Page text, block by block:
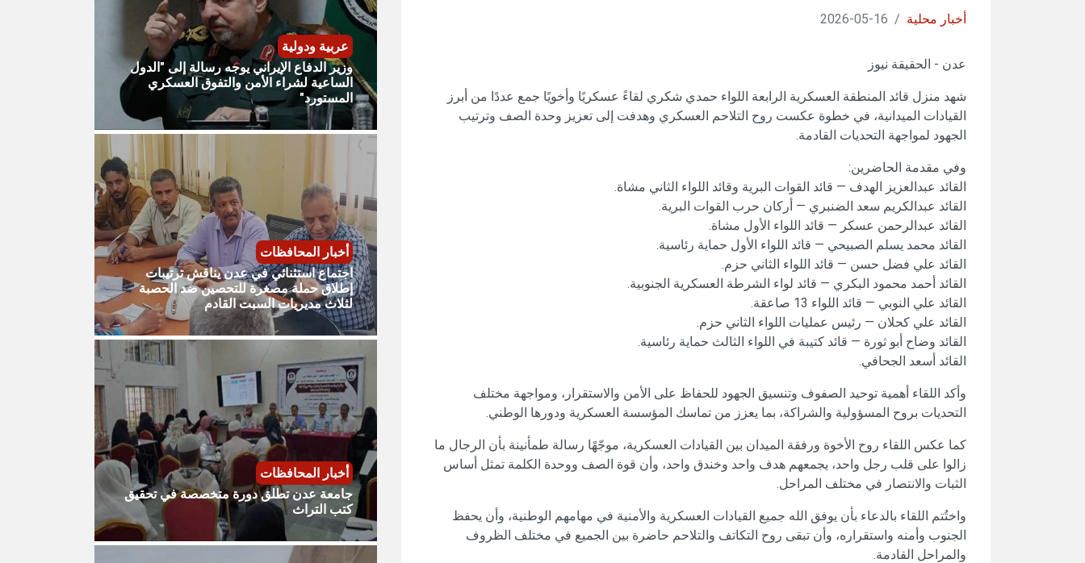
أخبار محلية /
16-05-2026
عدن - الحقيقة نيوز
شهد منزل قائد المنطقة العسكرية الرابعة اللواء حمدي شكري لقاءً عسكريًا وأخويًا جمع عددًا من أبرز
القيادات الميدانية، في خطوة عكست روح التلاحم العسكري وهدفت إلى تعزيز وحدة الصف وترتيب
الجهود لمواجهة التحديات القادمة.
وفي مقدمة الحاضرين:
القائد عبدالعزيز الهدف — قائد القوات البرية وقائد اللواء الثاني مشاة.
القائد عبدالكريم سعد الضنبري — أركان حرب القوات البرية.
القائد عبدالرحمن عسكر — قائد اللواء الأول مشاة.
القائد محمد يسلم الصبيحي — قائد اللواء الأول حماية رئاسية.
القائد علي فضل حسن — قائد اللواء الثاني حزم.
القائد أحمد محمود البكري — قائد لواء الشرطة العسكرية الجنوبية.
القائد علي النوبي — قائد اللواء 13 صاعقة.
القائد علي كحلان — رئيس عمليات اللواء الثاني حزم.
القائد وضاح أبو ثورة — قائد كتيبة في اللواء الثالث حماية رئاسية.
القائد أسعد الجحافي.
وأكد اللقاء أهمية توحيد الصفوف وتنسيق الجهود للحفاظ على الأمن والاستقرار، ومواجهة مختلف
التحديات بروح المسؤولية والشراكة، بما يعزز من تماسك المؤسسة العسكرية ودورها الوطني.
كما عكس اللقاء روح الأخوة ورفقة الميدان بين القيادات العسكرية، موجّهًا رسالة طمأنينة بأن الرجال ما
زالوا على قلب رجل واحد، يجمعهم هدف واحد وخندق واحد، وأن قوة الصف ووحدة الكلمة تمثل أساس
الثبات والانتصار في مختلف المراحل.
واختُتم اللقاء بالدعاء بأن يوفق الله جميع القيادات العسكرية والأمنية في مهامهم الوطنية، وأن يحفظ
الجنوب وأمنه واستقراره، وأن تبقى روح التكاتف والتلاحم حاضرة بين الجميع في مختلف الظروف
والمراحل القادمة.
عربية ودولية
وزير الدفاع الإيراني يوجه رسالة إلى "الدول
الساعية لشراء الأمن والتفوق العسكري
المستورد"
أخبار المحافظات
اجتماع استثنائي في عدن يناقش ترتيبات
إطلاق حملة مصغرة للتحصين ضد الحصبة
لثلاث مديريات السبت القادم
أخبار المحافظات
جامعة عدن تطلق دورة متخصصة في تحقيق
كتب التراث